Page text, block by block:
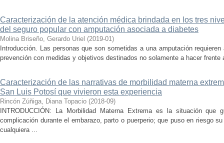
Caracterización de la atención médica brindada en los tres
del seguro popular con amputación asociada a diabetes
Molina Briseño, Gerardo Uriel (2019-01)
Introducción. Las personas que son sometidas a una amputación
prevención con medidas y objetivos destinados no solamente a hacer
Caracterización de las narrativas de morbilidad materna
San Luis Potosí que vivieron esta experiencia
Rincón Zúñiga, Diana Topacio (2018-09)
INTRODUCCIÓN: La Morbilidad Materna Extrema es la situación
complicación durante el embarazo, parto o puerperio; que puso en riesgo
cualquiera ...